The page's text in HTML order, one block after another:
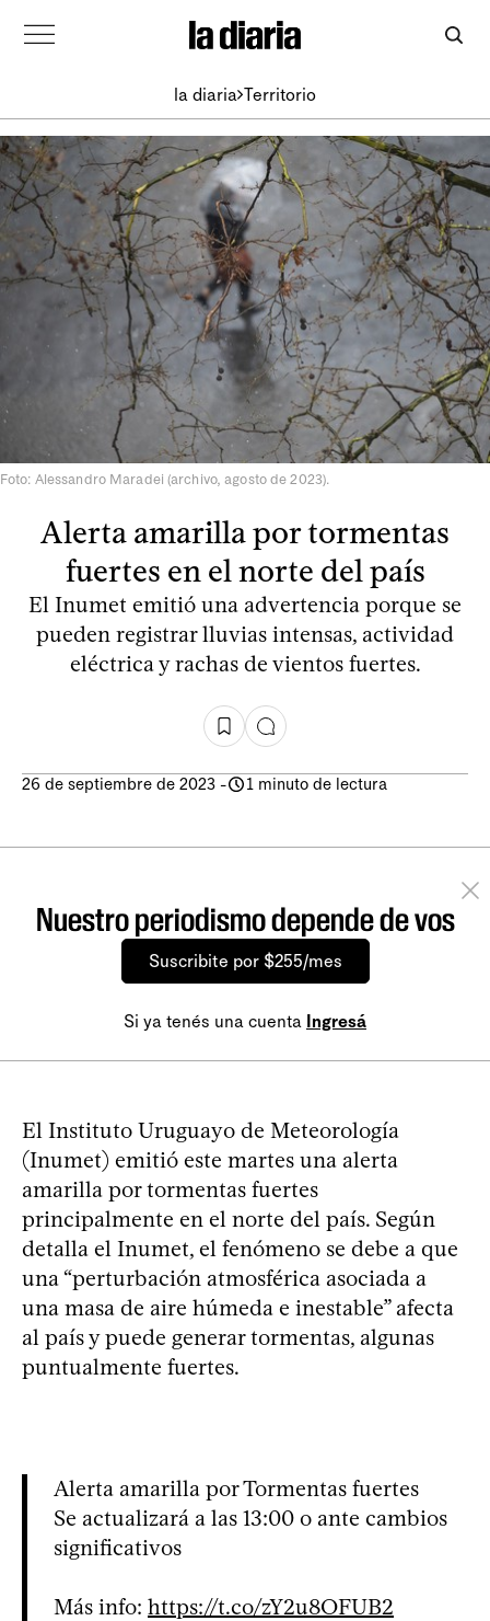
la diaria Territorio
Foto: Alessandro Maradei (archivo, agosto de 2023).
Alerta amarilla por tormentas
fuertes en el norte del país
El Inumet emitió una advertencia porque se
pueden registrar lluvias intensas, actividad
eléctrica y rachas de vientos fuertes.
26 de septiembre de 2023 - 1 minuto de lectura
Nuestro periodismo depende de vos
Suscribite por $255/mes
Si ya tenés una cuenta Ingresá
El Instituto Uruguayo de Meteorología
(Inumet) emitió este martes una alerta
amarilla por tormentas fuertes
principalmente en el norte del país. Según
detalla el Inumet, el fenómeno se debe a que
una “perturbación atmosférica asociada a
una masa de aire húmeda e inestable” afecta
al país y puede generar tormentas, algunas
puntualmente fuertes.
Alerta amarilla por Tormentas fuertes
Se actualizará a las 13:00 o ante cambios
significativos
Más info: https://t.co/zY2u8OFUB2